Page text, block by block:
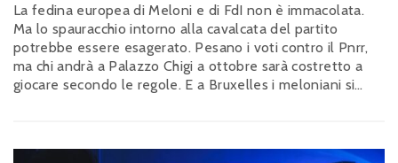
La fedina europea di Meloni e di FdI non è immacolata.
Ma lo spauracchio intorno alla cavalcata del partito
potrebbe essere esagerato. Pesano i voti contro il Pnrr,
ma chi andrà a Palazzo Chigi a ottobre sarà costretto a
giocare secondo le regole. E a Bruxelles i meloniani si